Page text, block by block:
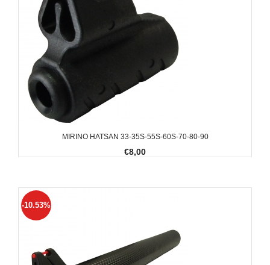
MIRINO HATSAN 33-35S-55S-60S-70-80-90
€8,00
-10.53%